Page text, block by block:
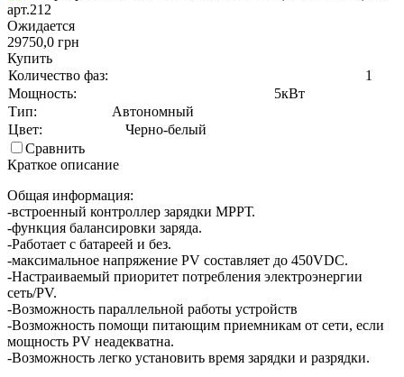
арт.212
Ожидается
29750,0 грн
Купить
Количество фаз:
1
Мощность:
5кВт
Тип:
Автономный
Цвет:
Черно-белый
Сравнить
Краткое описание
Общая информация:
-встроенный контроллер зарядки МРРТ.
-функция балансировки заряда.
-Работает с батареей и без.
-максимальное напряжение PV составляет до 450VDC.
-Настраиваемый приоритет потребления электроэнергии
сеть/PV.
-Возможность параллельной работы устройств
-Возможность помощи питающим приемникам от сети, если
мощность PV неадекватна.
-Возможность легко установить время зарядки и разрядки.